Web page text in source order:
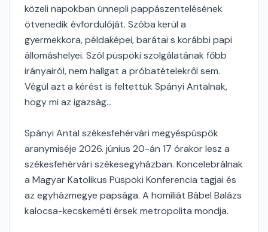
közeli napokban ünnepli pappászentelésének
ötvenedik évfordulóját. Szóba kerül a
gyermekkora, példaképei, barátai s korábbi papi
állomáshelyei. Szól püspöki szolgálatának főbb
irányairól, nem hallgat a próbatételekről sem.
Végül azt a kérést is feltettük Spányi Antalnak,
hogy mi az igazság...
Spányi Antal székesfehérvári megyéspüspök
aranymiséje 2026. június 20-án 17 órakor lesz a
székesfehérvári székesegyházban. Koncelebrálnak
a Magyar Katolikus Püspöki Konferencia tagjai és
az egyházmegye papsága. A homíliát Bábel Balázs
kalocsa-kecskeméti érsek metropolita mondja.